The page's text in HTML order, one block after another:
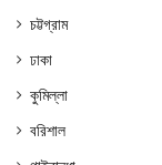
চট্টগ্রাম
ঢাকা
কুমিল্লা
বরিশাল